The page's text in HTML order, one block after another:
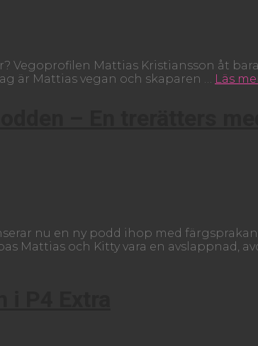
Vegoprofilen Mattias Kristiansson åt
är Mattias vegan och skaparen … Läs
nu en ny podd ihop med
Mattias och Kitty vara en avslappnad,